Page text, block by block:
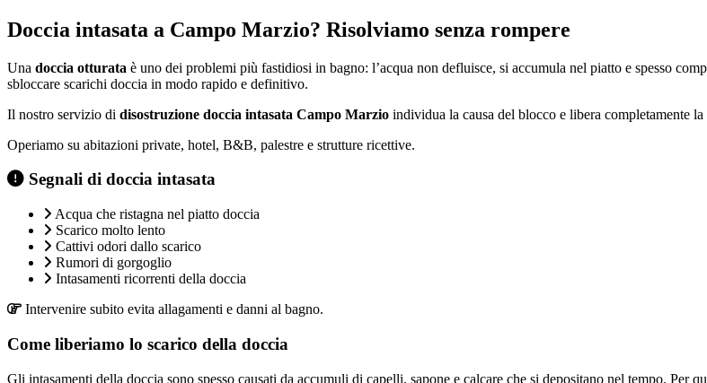
Doccia intasata a Campo Marzio? Risolviamo senza rompere
Una doccia otturata è uno dei problemi più fastidiosi in bagno: l’acqua non defluisce, si accumula nel piatto e spesso
sbloccare scarichi doccia in modo rapido e definitivo.
Il nostro servizio di disostruzione doccia intasata Campo Marzio individua la causa del blocco e libera completamente
Operiamo su abitazioni private, hotel, B&B, palestre e strutture ricettive.
Segnali di doccia intasata
Acqua che ristagna nel piatto doccia
Scarico molto lento
Cattivi odori dallo scarico
Rumori di gorgoglio
Intasamenti ricorrenti della doccia
Intervenire subito evita allagamenti e danni al bagno.
Come liberiamo lo scarico della doccia
Gli intasamenti della doccia sono spesso causati da accumuli di capelli, sapone e calcare che si depositano nel tempo. Per